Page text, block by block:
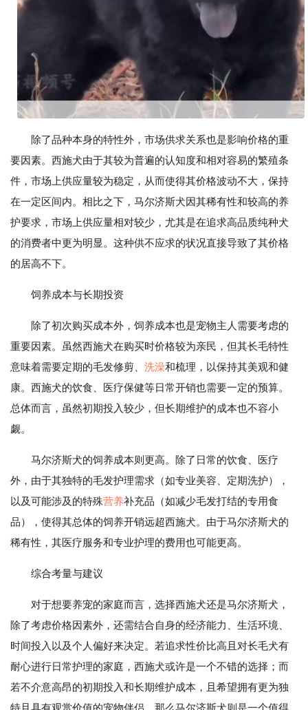
除了品种本身的特性外，市场供求关系也是影响价格的重
要因素。西施犬由于其较为普遍的认知度和相对容易的繁殖条
件，市场上供应量较为稳定，从而使得其价格波动不大，保持
在一定区间内。相比之下，马尔济斯犬因其稀有性和较高的养
护要求，市场上供应量相对较少，尤其是在追求高品质纯种犬
的消费者中更为明显。这种供不应求的状况直接导致了其价格
的居高不下。
饲养成本与长期投资
除了初次购买成本外，饲养成本也是宠物主人需要考虑的
重要因素。虽然西施犬在购买时价格较为亲民，但其长毛特性
意味着需要定期的毛发修剪、 洗澡和梳理，以保持其美观和健
康。西施犬的饮食、医疗保健等日常开销也需要一定的预算。
总体而言，虽然初期投入较少，但长期维护的成本也不容小
觑。
马尔济斯犬的饲养成本则更高。除了日常的饮食、医疗
外，由于其独特的毛发护理需求（如专业美容、定期洗护），
以及可能涉及的特殊营养补充品（如减少毛发打结的专用食
品），使得其总体的饲养开销远超西施犬。由于马尔济斯犬的
稀有性，其医疗服务和专业护理的费用也可能更高。
综合考量与建议
对于想要养宠的家庭而言，选择西施犬还是马尔济斯犬，
除了考虑价格因素外，还需结合自身的经济能力、生活环境、
时间投入以及个人偏好来决定。若追求性价比高且对长毛犬有
耐心进行日常护理的家庭，西施犬或许是一个不错的选择；而
若不介意高昂的初期投入和长期维护成本，且希望拥有更为独
特且具有观赏价值的宠物伴侣，那么马尔济斯犬则是一个值得